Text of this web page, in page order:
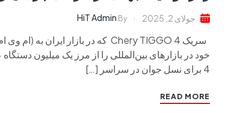
جولای 2, 2025 By
HiT Admin
4 برای نسل جوان در سراسر […]
READ MORE